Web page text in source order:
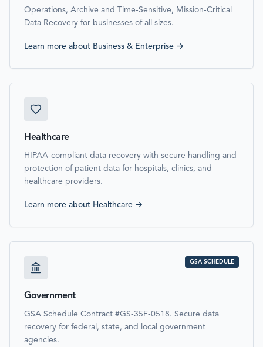
Operations, Archive and Time-Sensitive, Mission-Critical
Data Recovery for businesses of all sizes.
Learn more about Business & Enterprise →
Healthcare
HIPAA-compliant data recovery with secure handling and
protection of patient data for hospitals, clinics, and
healthcare providers.
Learn more about Healthcare →
GSA SCHEDULE
Government
GSA Schedule Contract #GS-35F-0518. Secure data
recovery for federal, state, and local government
agencies.